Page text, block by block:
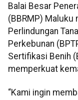
Balai Besar
(BBRMP) Maluku
Perlindungan
Perkebunan
Sertifikasi Benih
memperkuat
“Kami ingin